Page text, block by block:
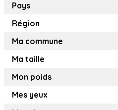
Pays
Région
Ma commune
Ma taille
Mon poids
Mes yeux